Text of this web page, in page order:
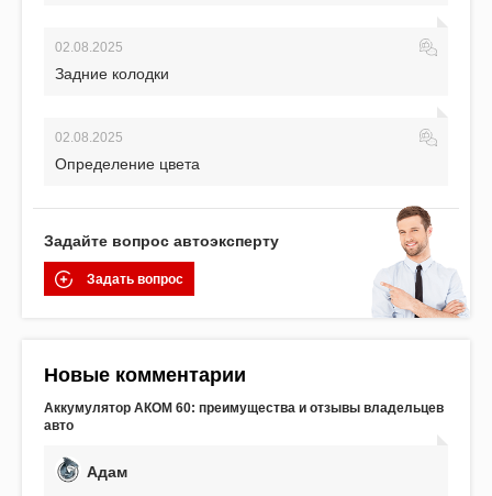
02.08.2025
Задние колодки
02.08.2025
Определение цвета
Задайте вопрос автоэксперту
Задать вопрос
Новые комментарии
Аккумулятор АКОМ 60: преимущества и отзывы владельцев
авто
Адам